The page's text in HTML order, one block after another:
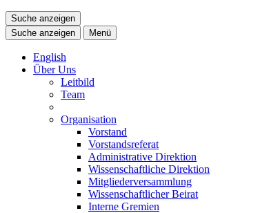
Suche anzeigen
Suche anzeigen
Menü
English
Über Uns
Leitbild
Team
Organisation
Vorstand
Vorstandsreferat
Administrative Direktion
Wissenschaftliche Direktion
Mitgliederversammlung
Wissenschaftlicher Beirat
Interne Gremien